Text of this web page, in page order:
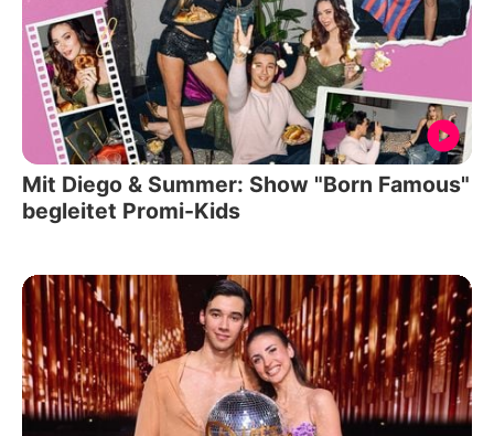
Mit Diego & Summer: Show "Born Famous"
begleitet Promi-Kids